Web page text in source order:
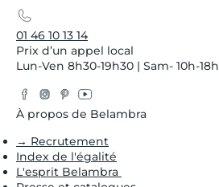
01 46 10 13 14
Prix d’un appel local
Lun-Ven 8h30-19h30 | Sam- 10h-18h
Facebook
Instagram
Pinterest
YouTube
À propos de Belambra
→ Recrutement
Index de l'égalité
L'esprit Belambra